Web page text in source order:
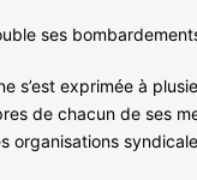
ses
s’est exprimée à
de chacun de ses
organisations